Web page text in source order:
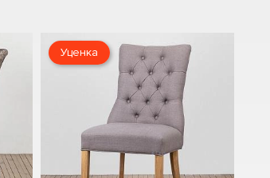
Уценка